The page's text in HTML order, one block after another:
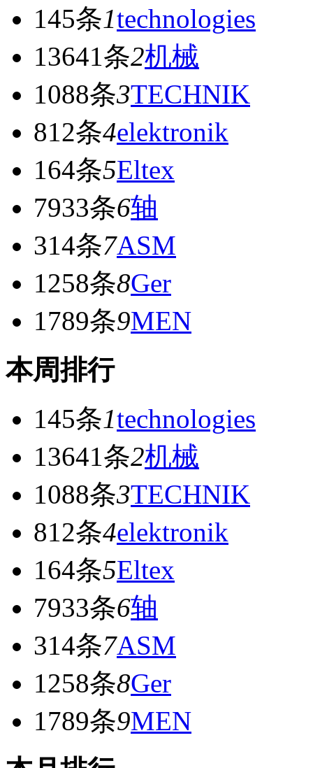
145条1technologies
13641条2机械
1088条3TECHNIK
812条4elektronik
164条5Eltex
7933条6轴
314条7ASM
1258条8Ger
1789条9MEN
本周排行
145条1technologies
13641条2机械
1088条3TECHNIK
812条4elektronik
164条5Eltex
7933条6轴
314条7ASM
1258条8Ger
1789条9MEN